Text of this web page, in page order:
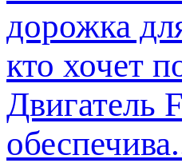
дорожка
кто хочет
Двигатель